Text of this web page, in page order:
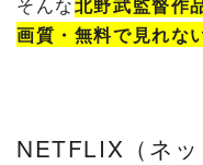
画質・無料で見れな
NETFLIX（ネ